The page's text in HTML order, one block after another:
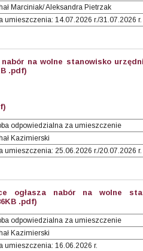
Marciniak/ Aleksandra Pietrzak
umieszczenia: 14.07.2026 r./31.07.2026 r.
na wolne stanowisko
.pdf)
odpowiedzialna za umieszczenie
Kazimierski
umieszczenia: 25.06.2026 r./20.07.2026 r.
ogłasza nabór na wolne
.pdf)
odpowiedzialna za umieszczenie
Kazimierski
umieszczenia: 16.06.2026 r.